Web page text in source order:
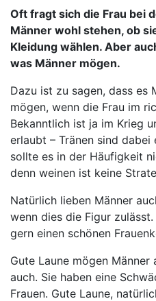
Oft fragt sich die Frau bei
Männer wohl stehen, ob
Kleidung wählen. Aber
was Männer mögen.
Dazu ist zu sagen, dass es
mögen, wenn die Frau im
Bekanntlich ist ja im Krieg
erlaubt – Tränen sind
sollte es in der Häufigkeit
denn weinen ist keine
Natürlich lieben Männer
wenn dies die Figur
gern einen schönen
Gute Laune mögen Männer
auch. Sie haben eine
Frauen. Gute Laune,